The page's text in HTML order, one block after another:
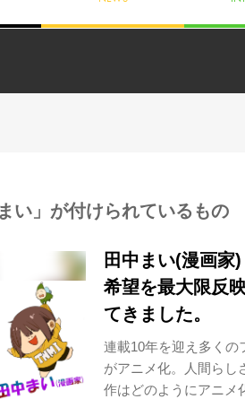
い」が付けられているもの
田中まい(漫画家
希望を最大限反
てきました。
連載10年を迎え多くの
がアニメ化。人間らし
作はどのようにアニメ